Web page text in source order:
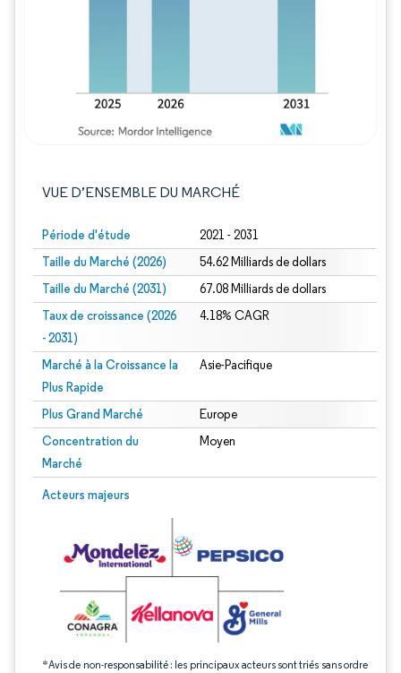
VUE D’ENSEMBLE DU MARCHÉ
Période d'étude 2021 - 2031
Taille du Marché (2026) 54.62 Milliards de dollars
Taille du Marché (2031) 67.08 Milliards de dollars
Taux de croissance (2026
- 2031)
4.18% CAGR
Marché à la Croissance la
Plus Rapide
Asie-Pacifique
Plus Grand Marché Europe
Concentration du
Marché
Moyen
Acteurs majeurs
*Avis de non-responsabilité : les principaux acteurs sont triés sans ordre
Image © Mordor Intelligence. La réutilisation nécessite une attribution sous CC